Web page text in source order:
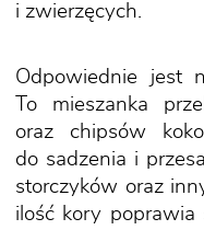
i zwierzęcych.
Odpowiednie jest
To mieszanka
oraz chipsów
do sadzenia i
storczyków oraz
ilość kory poprawia